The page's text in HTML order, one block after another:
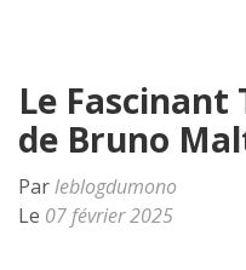
Le Fascinant
de Bruno
Parleblogdumono
Le 07 février 2025